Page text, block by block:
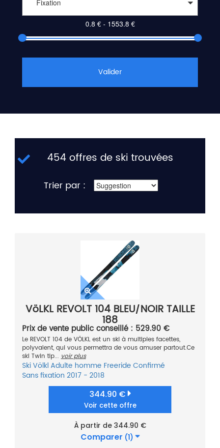
Fixation
Valider
454 offres de ski trouvées
Trier par :
VöLKL REVOLT 104 BLEU/NOIR TAILLE
188
Prix de vente public conseillé : 529.90 €
Le REVOLT 104 de VÖLKL est un ski à multiples facettes,
polyvalent, qui vous permettra de vous amuser partout.Ce
ski Twin tip... voir plus
SkiVölklAdulte homme Freeride Confirmé
Sans fixation 2017 - 2018
344.90 €
Voir cette offre
À partir de 344.90 €
Comparer (1)